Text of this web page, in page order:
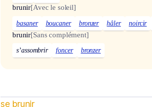
brunir[Avec le soleil]
basaner boucaner bronzer hâler noircir
brunir[Sans complément]
s’assombrir foncer bronzer
se brunir